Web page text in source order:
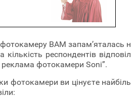
ВАМ запам’яталась н
респондентів відповіл
фотокамери Soni”.
фотокамери ви цінуєте найбіль